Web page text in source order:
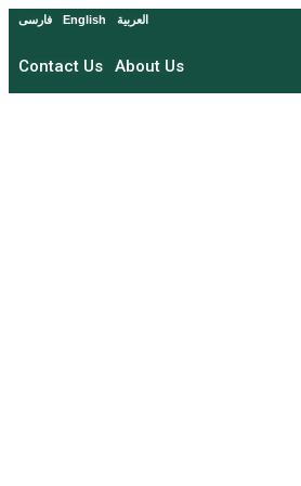
العربیة English فارسی
About Us
Contact Us